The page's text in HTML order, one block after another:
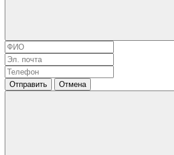
Отправить Отмена